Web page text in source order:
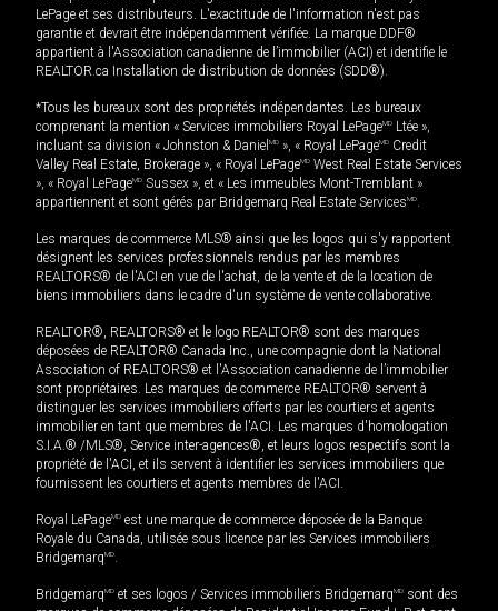
LePage et ses distributeurs. L'exactitude de l'information n'est pas
garantie et devrait être indépendamment vérifiée. La marque DDF®
appartient à l'Association canadienne de l’immobilier (ACI) et identifie le
REALTOR.ca Installation de distribution de données (SDD®).
*Tous les bureaux sont des propriétés indépendantes. Les bureaux
comprenant la mention « Services immobiliers Royal LePageMD Ltée »,
incluant sa division « Johnston & Daniel MD », « Royal LePageMD Credit
Valley Real Estate, Brokerage », « Royal LePageMD West Real Estate Services
», « Royal LePageMD Sussex », et « Les immeubles Mont-Tremblant »
appartiennent et sont gérés par Bridgemarq Real Estate ServicesMD.
Les marques de commerce MLS® ainsi que les logos qui s'y rapportent
désignent les services professionnels rendus par les membres
REALTORS® de l'ACI en vue de l'achat, de la vente et de la location de
biens immobiliers dans le cadre d'un système de vente collaborative.
REALTOR®, REALTORS® et le logo REALTOR® sont des marques
déposées de REALTOR® Canada Inc., une compagnie dont la National
Association of REALTORS® et l'Association canadienne de l’immobilier
sont propriétaires. Les marques de commerce REALTOR® servent à
distinguer les services immobiliers offerts par les courtiers et agents
immobilier en tant que membres de l'ACI. Les marques d'homologation
S.I.A.® /MLS®, Service inter-agences®, et leurs logos respectifs sont la
propriété de l'ACI, et ils servent à identifier les services immobiliers que
fournissent les courtiers et agents membres de l'ACI.
Royal LePageMD est une marque de commerce déposée de la Banque
Royale du Canada, utilisée sous licence par les Services immobiliers
BridgemarqMD.
BridgemarqMD et ses logos / Services immobiliers BridgemarqMD sont des